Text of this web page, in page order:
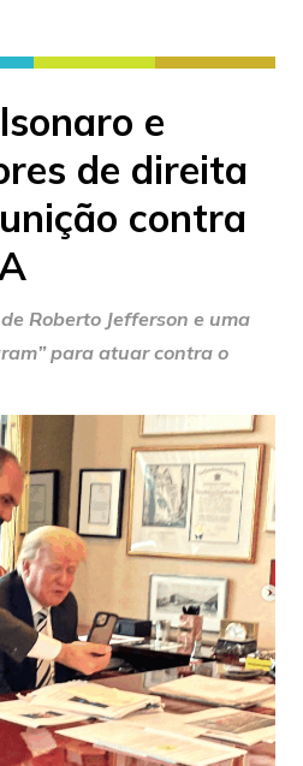
e
de direita
contra
Roberto Jefferson e uma
para atuar contra o